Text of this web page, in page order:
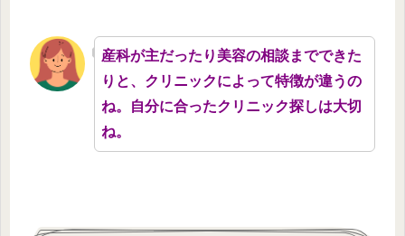
産科が主だったり美容の相談までできた
りと、クリニックによって特徴が違うの
ね。自分に合ったクリニック探しは大切
ね。